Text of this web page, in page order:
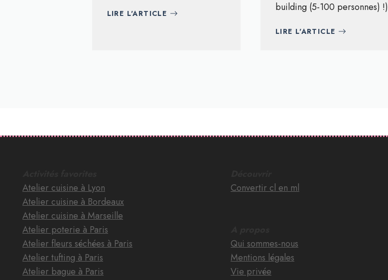
LIRE L'ARTICLE
building (5-100 personnes) !)
LIRE L'ARTICLE
Atelier cuisine à Lyon
Atelier cuisine à Bordeaux
Atelier cuisine à Marseille
Atelier poterie à Paris
Atelier fleurs séchées à Paris
Atelier tufting à Paris
Atelier bague à Paris
Convertir cl en ml
Qui sommes-nous
Mentions légales
Vie privée